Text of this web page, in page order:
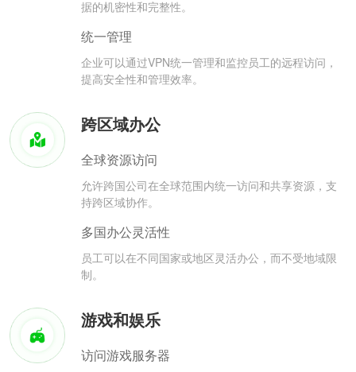
据的机密性和完整性。
统一管理
企业可以通过VPN统一管理和监控员工的远程访问，
提高安全性和管理效率。
跨区域办公
全球资源访问
允许跨国公司在全球范围内统一访问和共享资源，支
持跨区域协作。
多国办公灵活性
员工可以在不同国家或地区灵活办公，而不受地域限
制。
游戏和娱乐
访问游戏服务器